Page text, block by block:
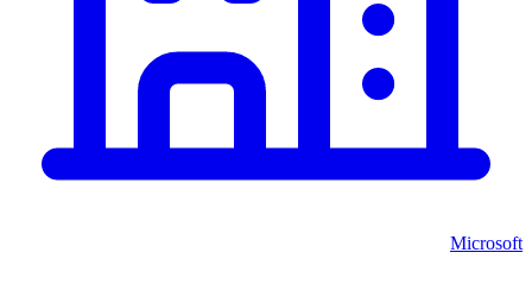
Microsoft